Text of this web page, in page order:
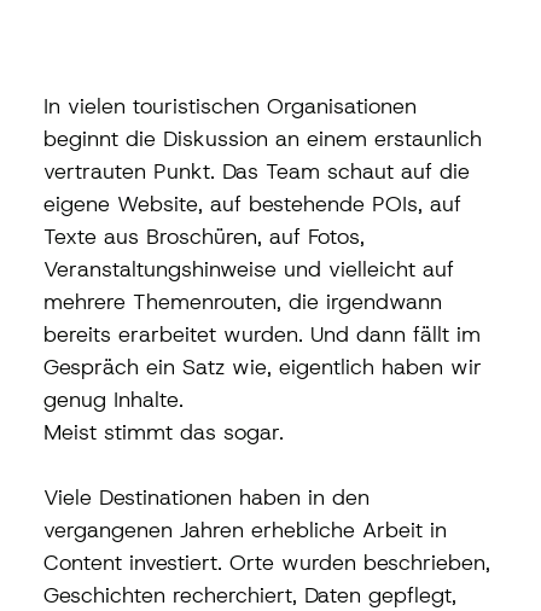
In vielen touristischen Organisationen
beginnt die Diskussion an einem erstaunlich
vertrauten Punkt. Das Team schaut auf die
eigene Website, auf bestehende POIs, auf
Texte aus Broschüren, auf Fotos,
Veranstaltungshinweise und vielleicht auf
mehrere Themenrouten, die irgendwann
bereits erarbeitet wurden. Und dann fällt im
Gespräch ein Satz wie, eigentlich haben wir
genug Inhalte.
Meist stimmt das sogar.
Viele Destinationen haben in den
vergangenen Jahren erhebliche Arbeit in
Content investiert. Orte wurden beschrieben,
Geschichten recherchiert, Daten gepflegt,